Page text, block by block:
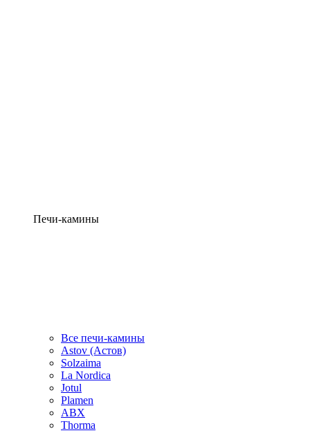
Печи-камины
Все печи-камины
Astov (Астов)
Solzaima
La Nordica
Jotul
Plamen
ABX
Thorma